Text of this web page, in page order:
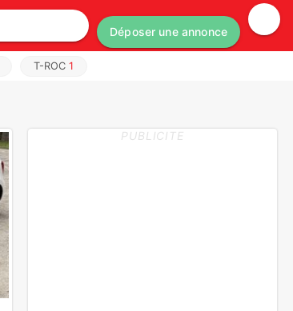
Déposer une annonce
T-ROC 1
PUBLICITE